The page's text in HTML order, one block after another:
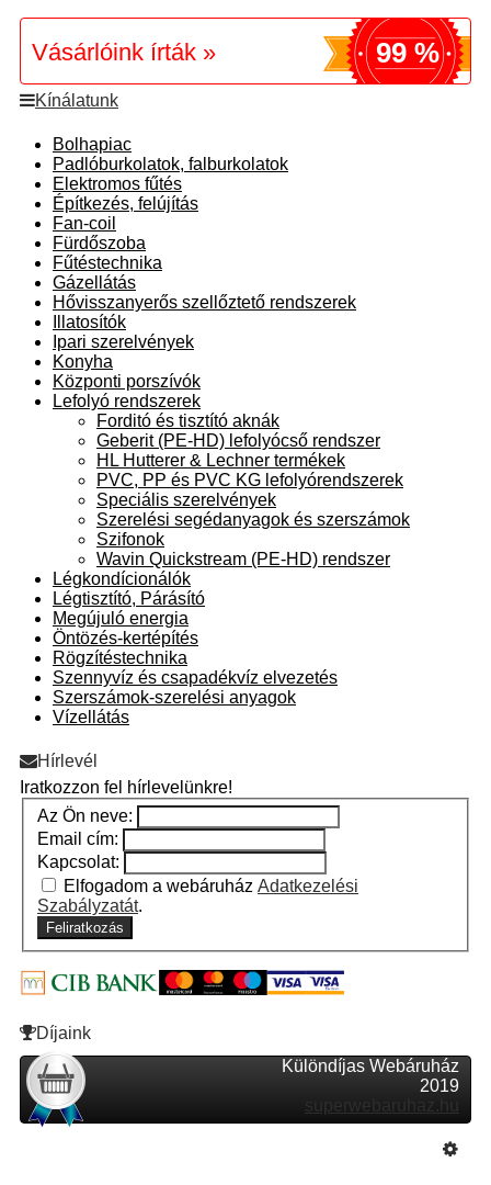
Vásárlóink írták » 99 %
Kínálatunk
Bolhapiac
Padlóburkolatok, falburkolatok
Elektromos fűtés
Építkezés, felújítás
Fan-coil
Fürdőszoba
Fűtéstechnika
Gázellátás
Hővisszanyerős szellőztető rendszerek
Illatosítók
Ipari szerelvények
Konyha
Központi porszívók
Lefolyó rendszerek
Forditó és tisztító aknák
Geberit (PE-HD) lefolyócső rendszer
HL Hutterer & Lechner termékek
PVC, PP és PVC KG lefolyórendszerek
Speciális szerelvények
Szerelési segédanyagok és szerszámok
Szifonok
Wavin Quickstream (PE-HD) rendszer
Légkondícionálók
Légtisztító, Párásító
Megújuló energia
Öntözés-kertépítés
Rögzítéstechnika
Szennyvíz és csapadékvíz elvezetés
Szerszámok-szerelési anyagok
Vízellátás
Hírlevél
Iratkozzon fel hírlevelünkre!
Az Ön neve:
Email cím:
Kapcsolat:
Elfogadom a webáruház Adatkezelési
Szabályzatát.
Feliratkozás
Díjaink
Különdíjas Webáruház
2019